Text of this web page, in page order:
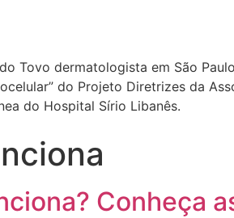
Tovo dermatologista em São
do Projeto Diretrizes da
do Hospital Sírio Libanês.
Conheça